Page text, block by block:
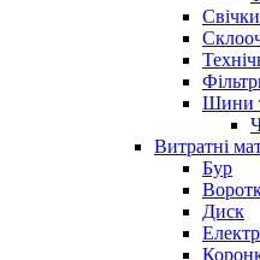
Шини
Витратні
Бур
Диск